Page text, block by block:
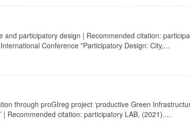
and participatory design | Recommended citation:
Conference "Participatory Design: City,...
through proGIreg project ‘productive Green
| Recommended citation: participatory LAB, (2021)....